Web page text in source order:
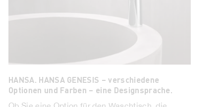
HANSA. HANSA GENESIS – verschiedene
Optionen und Farben – eine Designsprache.